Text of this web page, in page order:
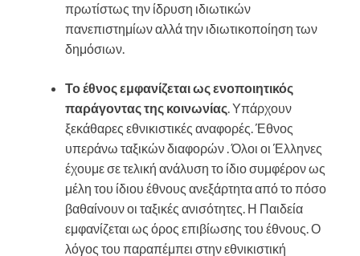
πρωτίστως την ίδρυση ιδιωτικών
πανεπιστημίων αλλά την ιδιωτικοποίηση των
δημόσιων.
Το έθνος εμφανίζεται ως ενοποιητικός
παράγοντας της κοινωνίας. Υπάρχουν
ξεκάθαρες εθνικιστικές αναφορές. Έθνος
υπεράνω ταξικών διαφορών . Όλοι οι Έλληνες
έχουμε σε τελική ανάλυση το ίδιο συμφέρον ως
μέλη του ίδιου έθνους ανεξάρτητα από το πόσο
βαθαίνουν οι ταξικές ανισότητες. Η Παιδεία
εμφανίζεται ως όρος επιβίωσης του έθνους. Ο
λόγος του παραπέμπει στην εθνικιστική